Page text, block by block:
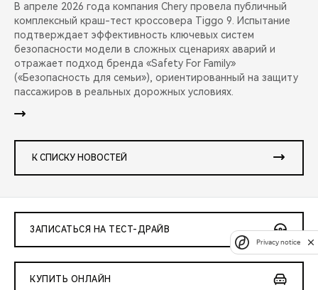
В апреле 2026 года компания Chery провела публичный
комплексный краш-тест кроссовера Tiggo 9. Испытание
подтверждает эффективность ключевых систем
безопасности модели в сложных сценариях аварий и
отражает подход бренда «Safety For Family»
(«Безопасность для семьи»), ориентированный на защиту
пассажиров в реальных дорожных условиях.
К СПИСКУ НОВОСТЕЙ
ЗАПИСАТЬСЯ НА ТЕСТ-ДРАЙВ
КУПИТЬ ОНЛАЙН
Privacy notice